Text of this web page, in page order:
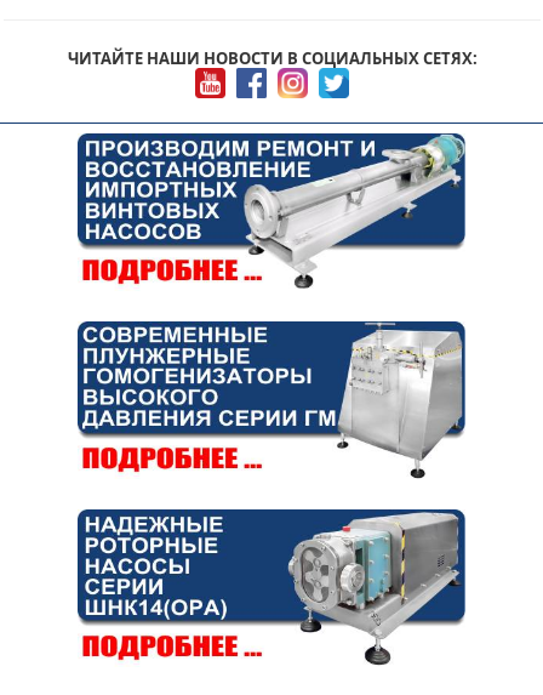
ЧИТАЙТЕ НАШИ НОВОСТИ В СОЦИАЛЬНЫХ СЕТЯХ: